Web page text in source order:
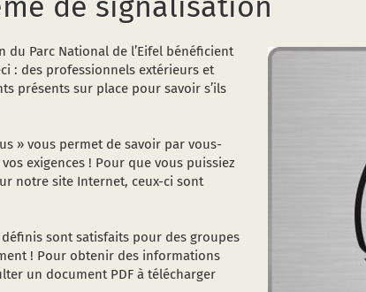
Parc National de l’Eifel bénéficient
: des professionnels extérieurs et
présents sur place pour savoir s’ils
» vous permet de savoir par vous-
exigences ! Pour que vous puissiez
notre site Internet, ceux-ci sont
sont satisfaits pour des groupes
! Pour obtenir des informations
un document PDF à télécharger